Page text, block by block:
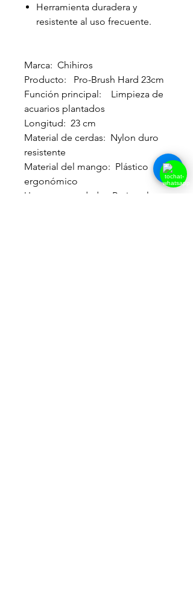
Herramienta duradera y
resistente al uso frecuente.
Marca: Chihiros
Producto: Pro-Brush Hard 23cm
Función principal: Limpieza de
acuarios plantados
Longitud: 23 cm
Material de cerdas: Nylon duro
resistente
Material del mango: Plástico
ergonómico
Uso recomendado: Retirar algas,